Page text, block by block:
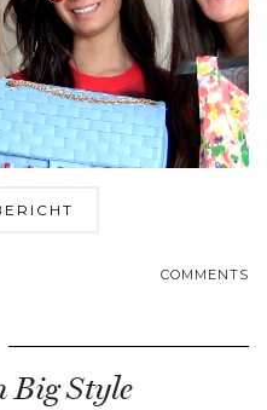
COMMENTS
Big Style